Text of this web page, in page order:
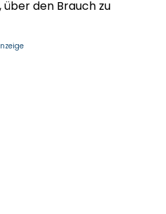
den Brauch zu